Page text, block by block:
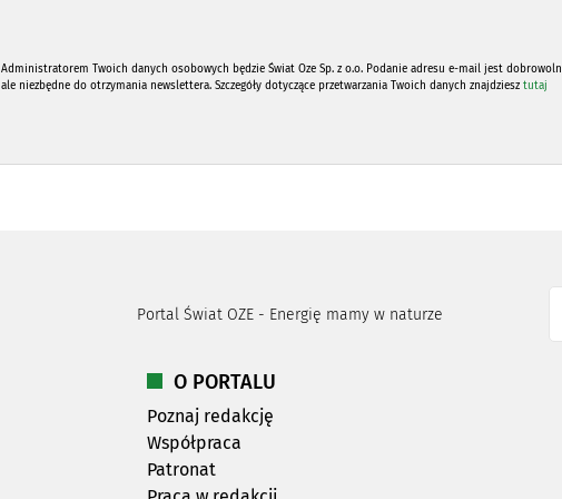
Administratorem Twoich danych osobowych będzie Świat Oze Sp. z o.o. Podanie adresu e-mail jest
ale niezbędne do otrzymania newslettera. Szczegóły dotyczące przetwarzania Twoich danych znajdziesztutaj
Portal Świat OZE - Energię mamy w naturze
O PORTALU
Poznaj redakcję
Współpraca
Patronat